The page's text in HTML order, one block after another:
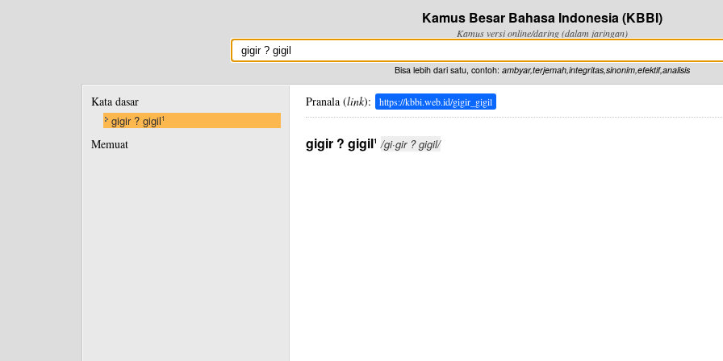
Kamus Besar Bahasa Indonesia (KBBI)
Kamus versi online/daring (dalam jaringan)
Bisa lebih dari satu, contoh: ambyar,terjemah,integritas,sinonim,efektif,analisis
Kata dasar
gigir ? gigil1
Memuat
Pranala (link): https://kbbi.web.id/gigir_gigil
gigir ? gigil1 /gi·gir ? gigil/